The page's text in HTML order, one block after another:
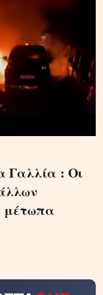
Γαλλία : Οι
μέτωπα